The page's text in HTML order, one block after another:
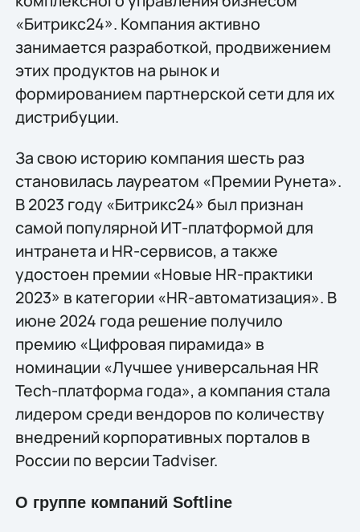
«Битрикс24». Компания активно
занимается разработкой, продвижением
этих продуктов на рынок и
формированием партнерской сети для их
дистрибуции.
За свою историю компания шесть раз
становилась лауреатом «Премии Рунета».
В 2023 году «Битрикс24» был признан
самой популярной ИТ-платформой для
интранета и HR-сервисов, а также
удостоен премии «Новые HR-практики
2023» в категории «HR-автоматизация». В
июне 2024 года решение получило
премию «Цифровая пирамида» в
номинации «Лучшее универсальная HR
Tech-платформа года», а компания стала
лидером среди вендоров по количеству
внедрений корпоративных порталов в
России по версии Tadviser.
О группе компаний Softline